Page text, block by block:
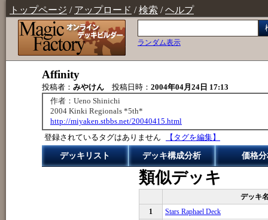
トップページ / アップロード /検索 /ヘルプ
ランダム表示
Affinity
投稿者： みやけん 投稿日時： 2004年04月24日 17:13
作者：Ueno Shinichi
2004 Kinki Regionals *5th*
http://miyaken.stbbs.net/20040415.html
登録されているタグはありません
【タグを編集】
デッキリスト デッキ構成分析 価格
類似デッキ
デッキ
1
Stars Raphael Deck